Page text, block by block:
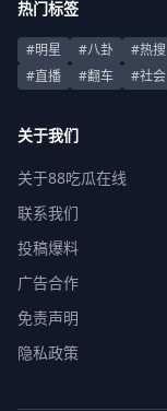
热门标签
#明星 #八卦 #热搜
#直播
#翻车 #社会
关于我们
关于88吃瓜在线
联系我们
投稿爆料
广告合作
免责声明
隐私政策